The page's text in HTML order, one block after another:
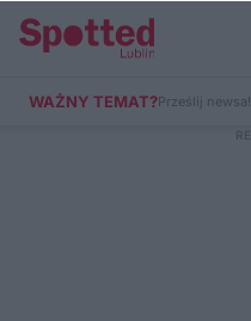
WAŻNY TEMAT?Prześlij newsa!